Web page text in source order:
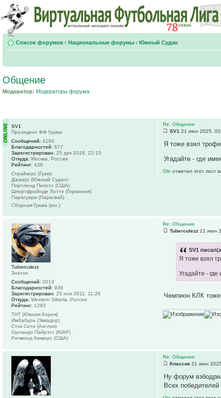
Список форумов ‹ Национальные форумы ‹ Южный Судан
Общение
Модератор: Модераторы форума
Re: Общение
SV1 21 июн 2025,
Я тоже взял
Угадайте - где
Oleотметил этот пост
SV1
Президент ФФ Гуама
Сообщений: 4160
Благодарностей: 877
Зарегистрирован: 25 дек 2018, 22:15
Откуда: Москва, Россия
Рейтинг: 439
Страйкерс (Гуам)
Джамус (Южный Судан)
Портленд Пилотс (США)
Шпортфройнде Лотте (Германия)
Парагуари (Парагвай)
Сборная Гуама (юн.)
Re: Общение
Tuberculezz 21 июн
SV1
Я тоже взял
Угадайте -
Чемпион КЛК
Tuberculezz
Знаток
Сообщений: 2013
Благодарностей: 939
Зарегистрирован: 25 ноя 2011, 11:26
Откуда: Western Siberia, Россия
Рейтинг: 1282
ТНТ (Южная Корея)
Имбабура (Эквадор)
Сток Сити (Англия)
Орландо Пайрэтс (ЮАР)
Ричмонд Киккерс (США)
Re: Общение
Классик 21 июн
Ну форум
Всех